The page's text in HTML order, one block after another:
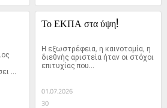
Το ΕΚΠΑ στα ύψη!
Η εξωστρέφεια, η καινοτομία, η
διεθνής αριστεία ήταν οι στόχοι
επιτυχίας που...
01.07.2026
30